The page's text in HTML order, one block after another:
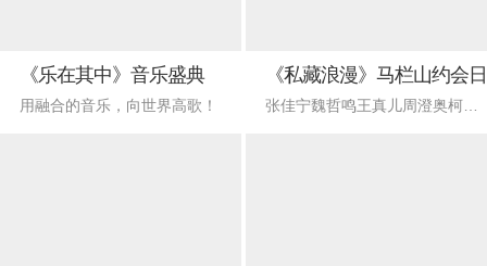
《乐在其中》音乐盛典
用融合的音乐，向世界高歌！
《私藏浪漫》马栏山约会日
张佳宁魏哲鸣王真儿周澄奥柯颖团建